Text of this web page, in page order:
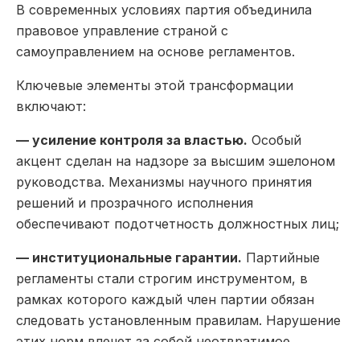
В современных условиях партия объединила
правовое управление страной с
самоуправлением на основе регламентов.
Ключевые элементы этой трансформации
включают:
— усиление контроля за властью. Особый
акцент сделан на надзоре за высшим эшелоном
руководства. Механизмы научного принятия
решений и прозрачного исполнения
обеспечивают подотчетность должностных лиц;
— институциональные гарантии. Партийные
регламенты стали строгим инструментом, в
рамках которого каждый член партии обязан
следовать установленным правилам. Нарушение